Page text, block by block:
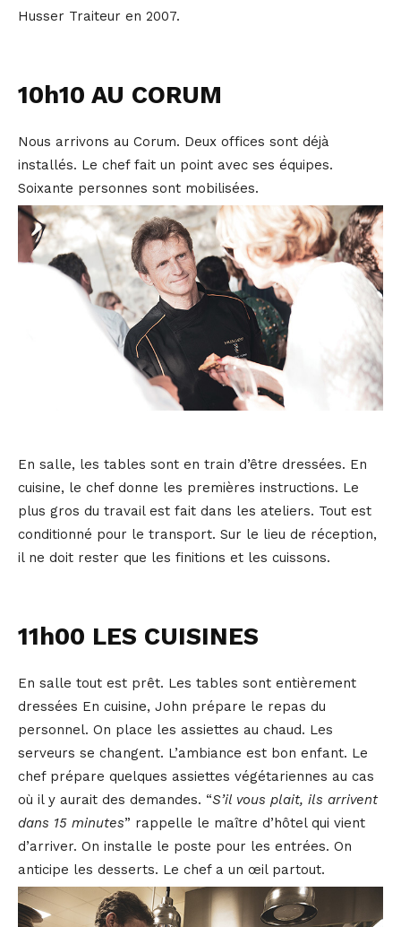
Husser Traiteur en 2007.
10h10 AU CORUM
Nous arrivons au Corum. Deux offices sont déjà
installés. Le chef fait un point avec ses équipes.
Soixante personnes sont mobilisées.
En salle, les tables sont en train d’être dressées. En
cuisine, le chef donne les premières instructions. Le
plus gros du travail est fait dans les ateliers. Tout est
conditionné pour le transport. Sur le lieu de réception,
il ne doit rester que les finitions et les cuissons.
11h00 LES CUISINES
En salle tout est prêt. Les tables sont entièrement
dressées En cuisine, John prépare le repas du
personnel. On place les assiettes au chaud. Les
serveurs se changent. L’ambiance est bon enfant. Le
chef prépare quelques assiettes végétariennes au cas
où il y aurait des demandes. “S’il vous plait, ils arrivent
dans 15 minutes” rappelle le maître d’hôtel qui vient
d’arriver. On installe le poste pour les entrées. On
anticipe les desserts. Le chef a un œil partout.